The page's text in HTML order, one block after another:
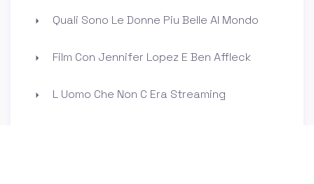
Quali Sono Le Donne Piu Belle Al Mondo
Film Con Jennifer Lopez E Ben Affleck
L Uomo Che Non C Era Streaming